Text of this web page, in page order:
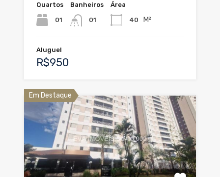
Quartos
01
Banheiros
01
Área
40 M²
Aluguel
R$950
Em Destaque